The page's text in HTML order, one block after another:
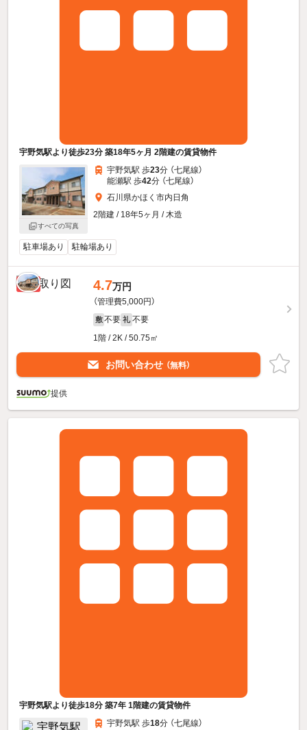
宇野気駅より徒歩23分 築18年5ヶ月 2階建の賃貸物件
すべての写真
宇野気駅 歩23分 （七尾線）
能瀬駅 歩42分 （七尾線）
石川県かほく市内日角
2階建 / 18年5ヶ月 / 木造
駐車場あり 駐輪場あり
新着 4.7万円
（管理費5,000円）
敷 不要 礼 不要
1階 / 2K / 50.75㎡
お問い合わせ （無料）
提供
宇野気駅より徒歩18分 築7年 1階建の賃貸物件
宇野気駅 歩18分 （七尾線）